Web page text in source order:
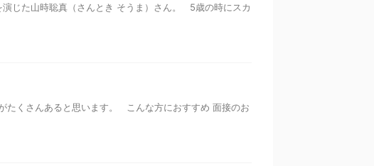
じた山時聡真（さんとき そうま）さん。 5歳の時にスカ
たくさんあると思います。 こんな方におすすめ 面接のお